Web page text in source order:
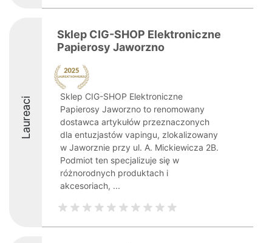
Laureaci
Sklep CIG-SHOP Elektroniczne
Papierosy Jaworzno
Sklep CIG-SHOP Elektroniczne
Papierosy Jaworzno to renomowany
dostawca artykułów przeznaczonych
dla entuzjastów vapingu, zlokalizowany
w Jaworznie przy ul. A. Mickiewicza 2B.
Podmiot ten specjalizuje się w
różnorodnych produktach i
akcesoriach, ...